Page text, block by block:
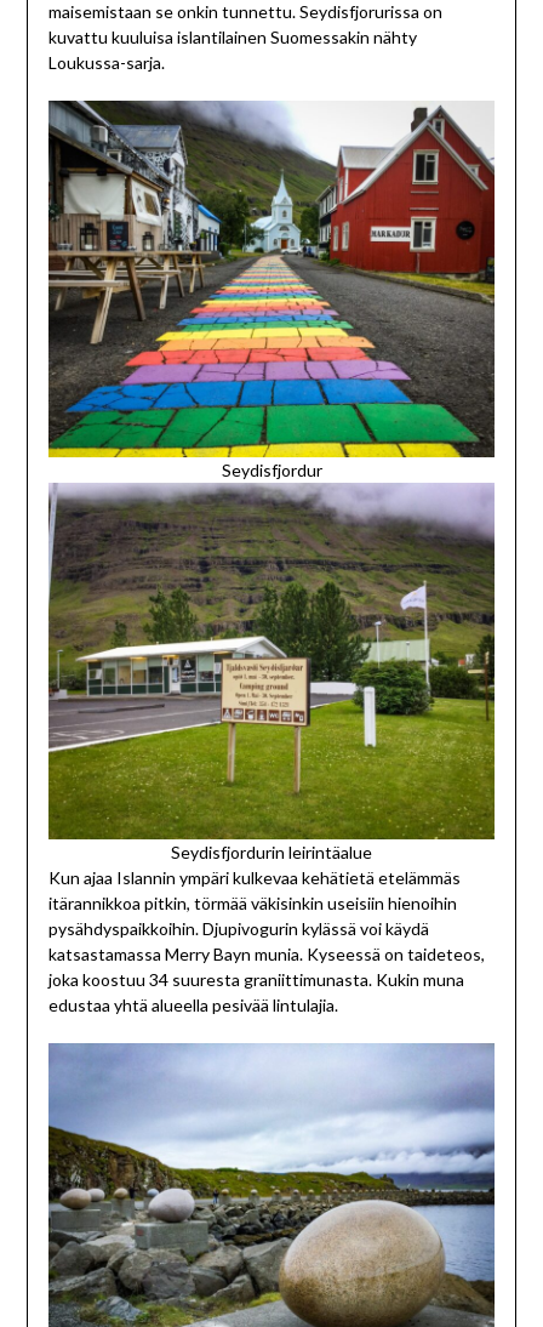
maisemistaan se onkin tunnettu. Seydisfjorurissa on
kuvattu kuuluisa islantilainen Suomessakin nähty
Loukussa-sarja.
Seydisfjordur
Seydisfjordurin leirintäalue
Kun ajaa Islannin ympäri kulkevaa kehätietä etelämmäs
itärannikkoa pitkin, törmää väkisinkin useisiin hienoihin
pysähdyspaikkoihin. Djupivogurin kylässä voi käydä
katsastamassa Merry Bayn munia. Kyseessä on taideteos,
joka koostuu 34 suuresta graniittimunasta. Kukin muna
edustaa yhtä alueella pesivää lintulajia.